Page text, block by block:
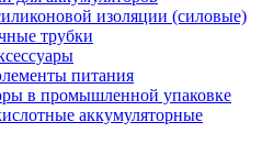
изоляции (силовые)
трубки
питания
в промышленной упаковке
аккумуляторные